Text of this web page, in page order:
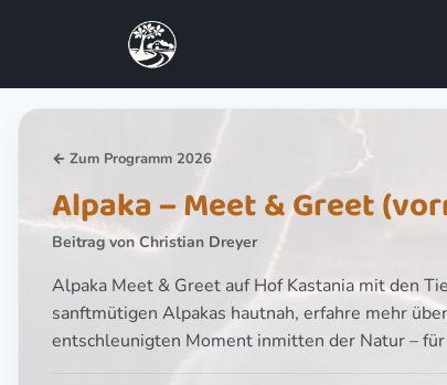
← Zum Programm 2026
Alpaka – Meet & Greet
Beitrag von Christian Dreyer
Alpaka Meet & Greet auf Hof Kastania mit den
sanftmütigen Alpakas hautnah, erfahre mehr
entschleunigten Moment inmitten der Natur –